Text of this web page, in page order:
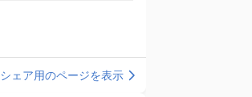
シェア用のページを表示